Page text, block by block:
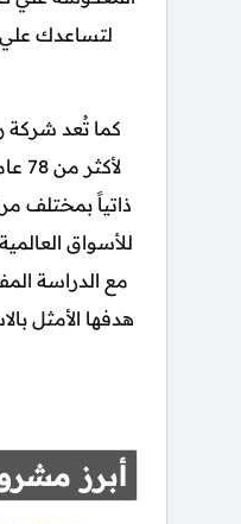
لتساعدك علي
كما تُعد شركة
ذاتياً بمختلف
للأسواق
مع الدراسة
هدفها الأمثل
أبرز